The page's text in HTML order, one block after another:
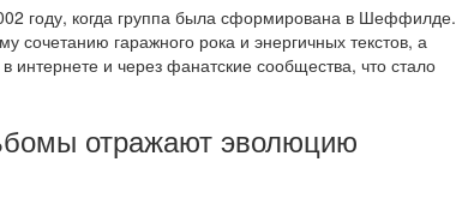
году, когда группа была сформирована в Шеффилде.
сочетанию гаражного рока и энергичных текстов, а
интернете и через фанатские сообщества, что стало
отражают эволюцию